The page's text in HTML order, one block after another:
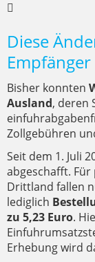
Diese
Empfänger
Bisher konnten
Ausland, deren
Zollgebühren
Seit dem 1. Juli
abgeschafft.
Drittland fallen
lediglich
zu 5,23 Euro.
Erhebung wird